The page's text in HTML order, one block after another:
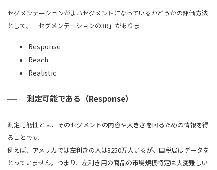
セグメンテーションがよいセグメントになっているかどうかの評価方法
として、「セグメンテーションの3R」がありま
Response
Reach
Realistic
測定可能である（Response）
測定可能性とは、そのセグメントの内容や大きさを図るための情報を得
ることです。
例えば、アメリカでは左利きの人は3250万人いるが、国税局はデータを
とっていません。つまり、左利き用の商品の市場規模特定は大変難しい